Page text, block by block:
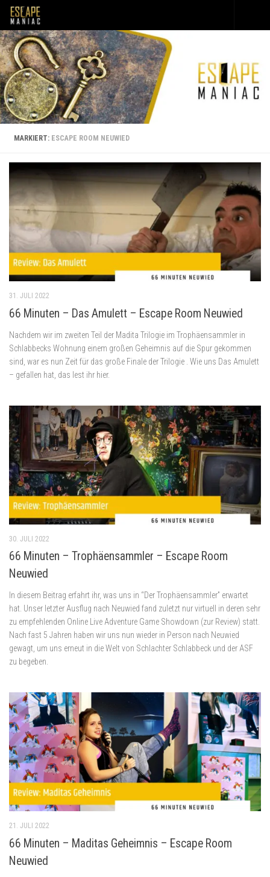
Unter dem Inhalt
MARKIERT: ESCAPE ROOM NEUWIED
31. JULI 2022
66 Minuten – Das Amulett – Escape Room Neuwied
Nachdem wir im zweiten Teil der Madita Trilogie im Trophäensammler in
Schlabbecks Wohnung einem großen Geheimnis auf die Spur gekommen
sind, war es nun Zeit für das große Finale der Trilogie . Wie uns Das Amulett
– gefallen hat, das lest ihr hier.
30. JULI 2022
66 Minuten – Trophäensammler – Escape Room
Neuwied
In diesem Beitrag erfahrt ihr, was uns in “Der Trophäensammler” erwartet
hat. Unser letzter Ausflug nach Neuwied fand zuletzt nur virtuell in deren sehr
zu empfehlenden Online Live Adventure Game Showdown (zur Review) statt.
Nach fast 5 Jahren haben wir uns nun wieder in Person nach Neuwied
gewagt, um uns erneut in die Welt von Schlachter Schlabbeck und der ASF
zu begeben.
21. JULI 2022
66 Minuten – Maditas Geheimnis – Escape Room
Neuwied